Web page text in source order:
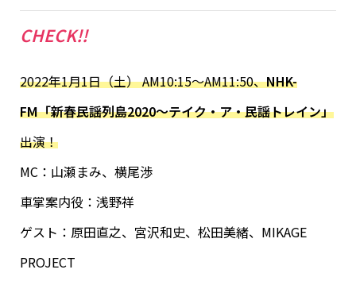
CHECK!!
2022年1月1日（土） AM10:15〜AM11:50、NHK-
FM「新春民謡列島2020〜テイク・ア・民謡トレイン」
出演！
MC：山瀬まみ、横尾渉
車掌案内役：浅野祥
ゲスト：原田直之、宮沢和史、松田美緒、MIKAGE
PROJECT